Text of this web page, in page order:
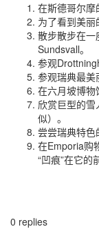
在斯德哥尔摩
为了看到美丽
散步散步在
Sundsvall。
参观
参观瑞典最美
在六月坡博物
欣赏巨型的
似）。
尝尝瑞典特色
在Emporia购
“凹痕”在它的
0 replies